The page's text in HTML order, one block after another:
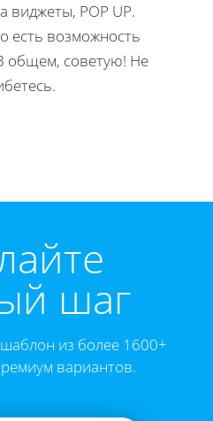
POP UP.
есть возможность
общем, советую! Не
шаг
из более 1600+
вариантов.